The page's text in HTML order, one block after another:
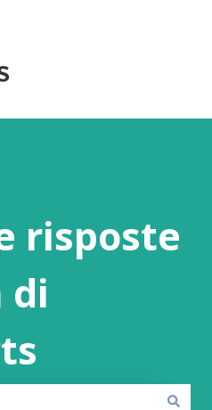
per le traduzioni
risposte
di